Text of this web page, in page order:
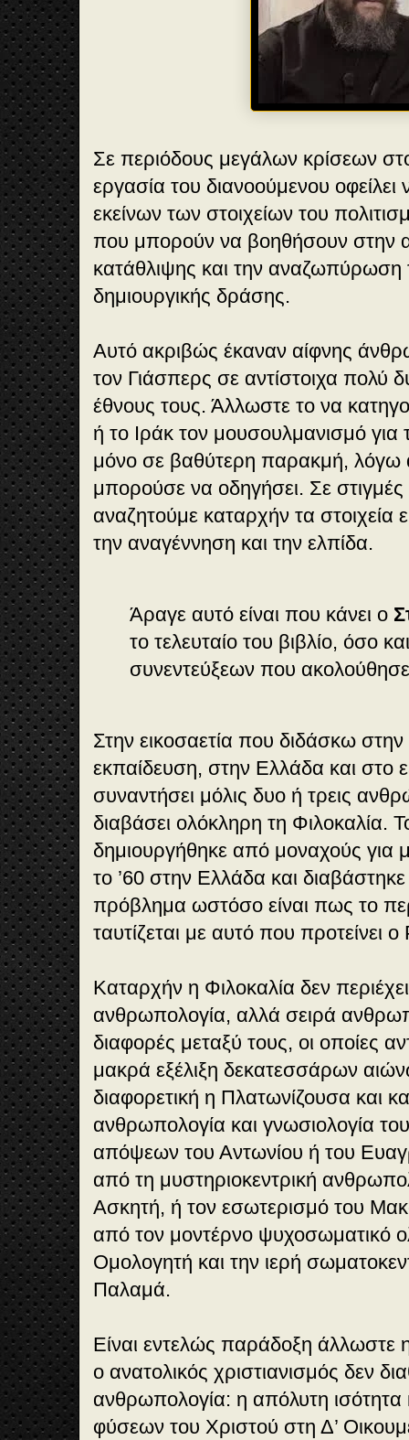
Σε περιόδους μεγάλων κρίσεων
εργασία του διανοούμενου οφείλει
εκείνων των στοιχείων του
που μπορούν να βοηθήσουν στην
κατάθλιψης και την αναζωπύρωση
δημιουργικής δράσης.
Αυτό ακριβώς έκαναν αίφνης
τον Γιάσπερς σε αντίστοιχα πολύ
έθνους τους. Άλλωστε το να
ή το Ιράκ τον μουσουλμανισμό για
μόνο σε βαθύτερη παρακμή, λόγω
μπορούσε να οδηγήσει. Σε στιγμές
αναζητούμε καταρχήν τα στοιχεία
την αναγέννηση και την ελπίδα.
Άραγε αυτό είναι που κάνει ο
το τελευταίο του βιβλίο, όσο
συνεντεύξεων που
Στην εικοσαετία που διδάσκω στην
εκπαίδευση, στην Ελλάδα και στο
συναντήσει μόλις δυο ή τρεις
διαβάσει ολόκληρη τη Φιλοκαλία.
δημιουργήθηκε από μοναχούς για
το ’60 στην Ελλάδα και
πρόβλημα ωστόσο είναι πως το
ταυτίζεται με αυτό που προτείνει
Καταρχήν η Φιλοκαλία δεν
ανθρωπολογία, αλλά σειρά
διαφορές μεταξύ τους, οι οποίες
μακρά εξέλιξη δεκατεσσάρων
διαφορετική η Πλατωνίζουσα και
ανθρωπολογία και γνωσιολογία
απόψεων του Αντωνίου ή του
από τη μυστηριοκεντρική
Ασκητή, ή τον εσωτερισμό του
από τον μοντέρνο ψυχοσωματικό
Ομολογητή και την ιερή
Παλαμά.
Είναι εντελώς παράδοξη
ο ανατολικός χριστιανισμός δεν
ανθρωπολογία: η απόλυτη ισότητα
φύσεων του Χριστού στη Δ’